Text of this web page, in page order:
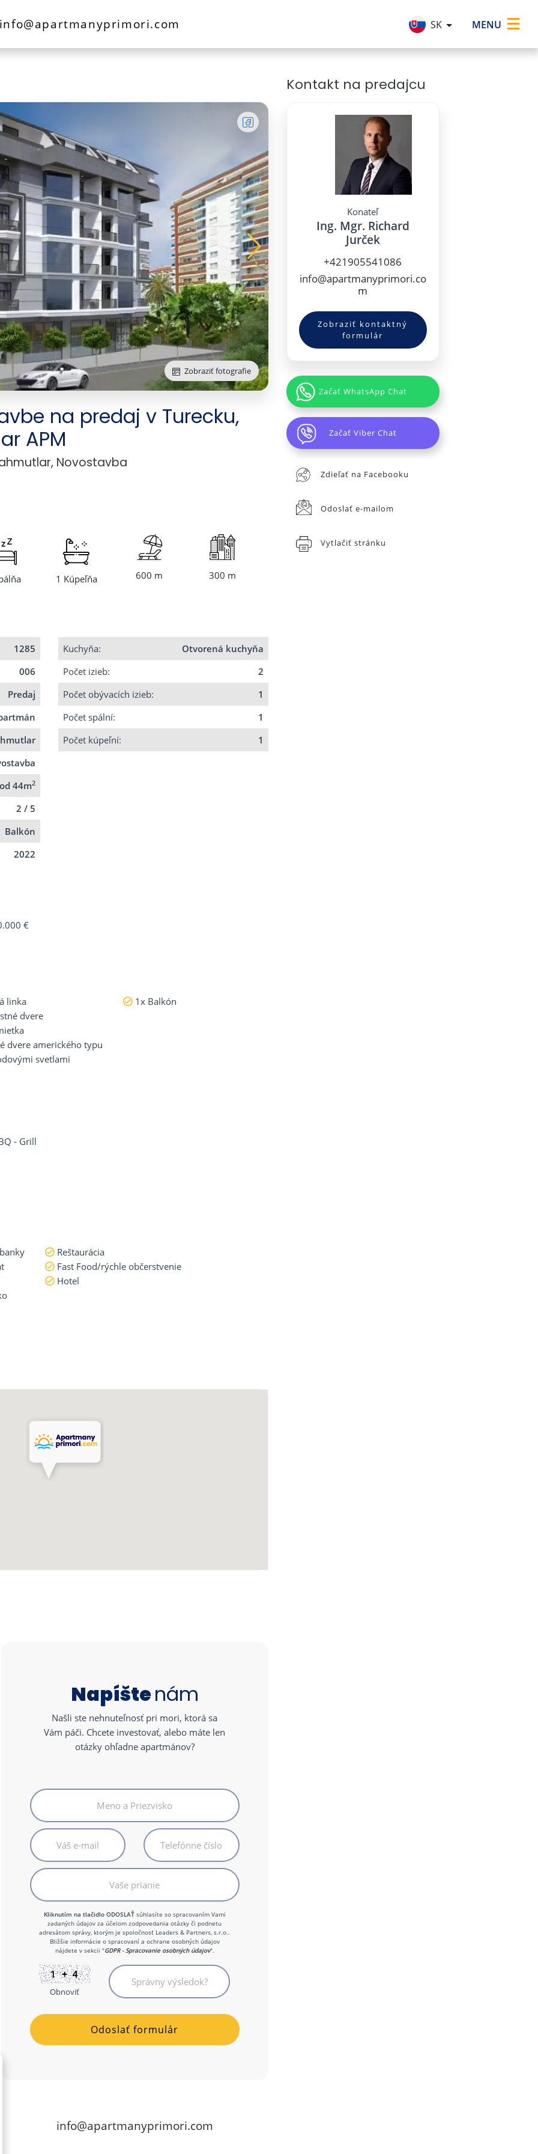
SK MENU ×
Zobraziť fotografie
na predaj v Turecku,
APM
Novostavba
1 Kúpeľňa 600 m 300 m
1285
006
Predaj
44m2
2 / 5
Balkón
2022
Kuchyňa:
Otvorená kuchyňa
Počet izieb:
2
Počet obývacích izieb:
1
Počet spální:
1
Počet kúpeľní:
1
€
linka
dvere
dvere amerického typu
svetlami
1x Balkón
- Grill
Reštaurácia
Fast Food/rýchle občerstvenie
Hotel
Kontakt na predajcu
Konateľ
Ing. Mgr. Richard
Jurček
+421905541086
info@apartmanyprimori.co
m
Zobraziť kontaktný
formulár
Začať WhatsApp Chat
Začať Viber Chat
Zdieľať na Facebooku
Odoslať e-mailom
Vytlačiť stránku
Napíštenám
Našli ste nehnuteľnosť pri mori, ktorá sa
Vám páči. Chcete investovať, alebo máte len
otázky ohľadne apartmánov?
Kliknutím na tlačidlo ODOSLAŤsúhlasíte so spracovaním Vami
zadaných údajov za účelom zodpovedania otázky či podnetu
adresátom správy, ktorým je spoločnosť Leaders & Partners, s.r.o..
Bližšie informácie o spracovaní a ochrane osobných údajov
nájdete v sekcii "GDPR - Spracovanie osobných údajov".
Obnoviť
info@apartmanyprimori.com